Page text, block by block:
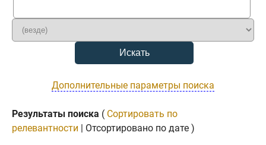
Дополнительные параметры поиска
Результаты поиска ( Сортировать по
релевантности | Отсортировано по дате )